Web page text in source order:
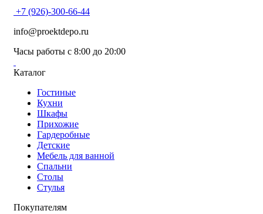
+7 (926)-300-66-44
info@proektdepo.ru
Часы работы с 8:00 до 20:00
Каталог
Гостиные
Кухни
Шкафы
Прихожие
Гардеробные
Детские
Мебель для ванной
Спальни
Столы
Стулья
Покупателям